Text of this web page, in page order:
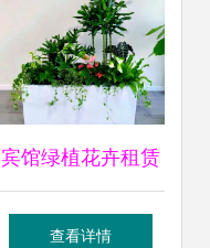
宾馆绿植花卉租赁
服务 美化空间、降
查看详情